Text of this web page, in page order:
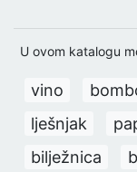
U ovom katalogu
vino
lješnjak
bilježnica